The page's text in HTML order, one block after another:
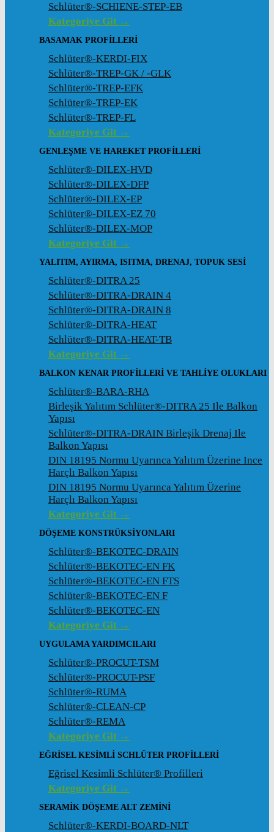
Schlüter®-SCHIENE-STEP-EB
Kategoriye Git →
BASAMAK PROFILLERI
Schlüter®-KERDI-FIX
Schlüter®-TREP-GK / -GLK
Schlüter®-TREP-EFK
Schlüter®-TREP-EK
Schlüter®-TREP-FL
Kategoriye Git →
GENLEŞME VE HAREKET PROFILLERI
Schlüter®-DILEX-HVD
Schlüter®-DILEX-DFP
Schlüter®-DILEX-EP
Schlüter®-DILEX-EZ 70
Schlüter®-DILEX-MOP
Kategoriye Git →
YALITIM, AYIRMA, ISITMA, DRENAJ, TOPUK SESI
Schlüter®-DITRA 25
Schlüter®-DITRA-DRAIN 4
Schlüter®-DITRA-DRAIN 8
Schlüter®-DITRA-HEAT
Schlüter®-DITRA-HEAT-TB
Kategoriye Git →
BALKON KENAR PROFILLERI VE TAHLIYE OLUKLARI
Schlüter®-BARA-RHA
Birleşik Yalıtım Schlüter®-DITRA 25 Ile Balkon
Yapısı
Schlüter®-DITRA-DRAIN Birleşik Drenaj Ile
Balkon Yapısı
DIN 18195 Normu Uyarınca Yalıtım Üzerine Ince
Harçlı Balkon Yapısı
DIN 18195 Normu Uyarınca Yalıtım Üzerine
Harçlı Balkon Yapısı
Kategoriye Git →
DÖŞEME KONSTRÜKSIYONLARI
Schlüter®-BEKOTEC-DRAIN
Schlüter®-BEKOTEC-EN FK
Schlüter®-BEKOTEC-EN FTS
Schlüter®-BEKOTEC-EN F
Schlüter®-BEKOTEC-EN
Kategoriye Git →
UYGULAMA YARDIMCILARI
Schlüter®-PROCUT-TSM
Schlüter®-PROCUT-PSF
Schlüter®-RUMA
Schlüter®-CLEAN-CP
Schlüter®-REMA
Kategoriye Git →
EĞRISEL KESIMLI SCHLÜTER PROFILLERI
Eğrisel Kesimli Schlüter® Profilleri
Kategoriye Git →
SERAMIK DÖŞEME ALT ZEMINI
Schlüter®-KERDI-BOARD-NLT